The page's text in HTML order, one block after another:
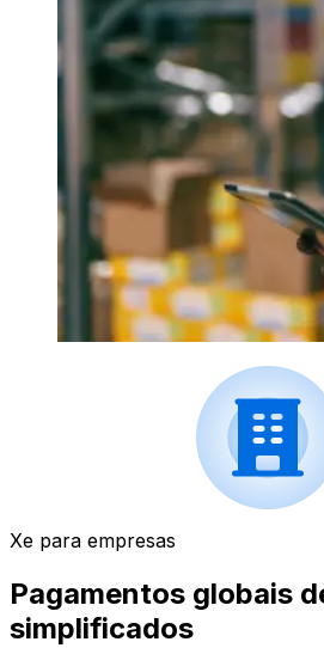
Xe para empresas
Pagamentos globais
simplificados